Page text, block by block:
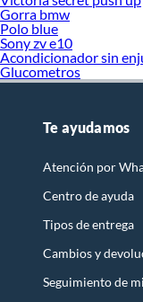
Gorra bmw
Polo blue
Sony zv e10
Acondicionador sin
Glucometros
Te ayudamos
Atención por
Centro de ayuda
Tipos de entrega
Cambios y
Seguimiento de